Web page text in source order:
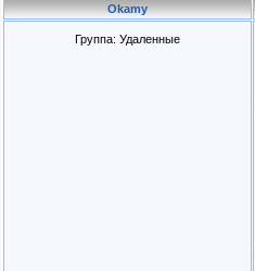
Okamy
Группа: Удаленные